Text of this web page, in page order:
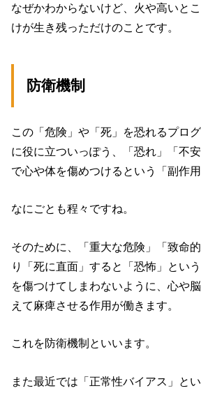
なぜかわからないけど、火や高いと
けが生き残っただけのことです。
防衛機制
この「危険」や「死」を恐れるプロ
に役に立ついっぽう、「恐れ」「不
で心や体を傷めつけるという「副作用
なにごとも程々ですね。
そのために、「重大な危険」「致命
り「死に直面」すると「恐怖」とい
を傷つけてしまわないように、心や
えて麻痺させる作用が働きます。
これを防衛機制といいます。
また最近では「正常性バイアス」と